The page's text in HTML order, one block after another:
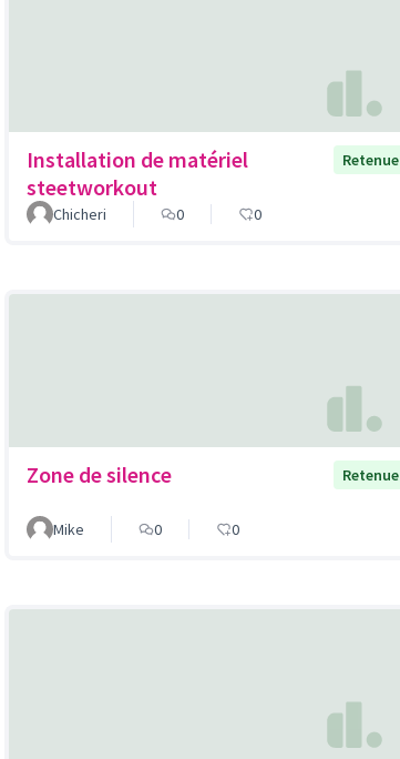
Installation de matériel
steetworkout
Retenue
Chicheri 0 0
Zone de silence Retenue
Mike 0 0